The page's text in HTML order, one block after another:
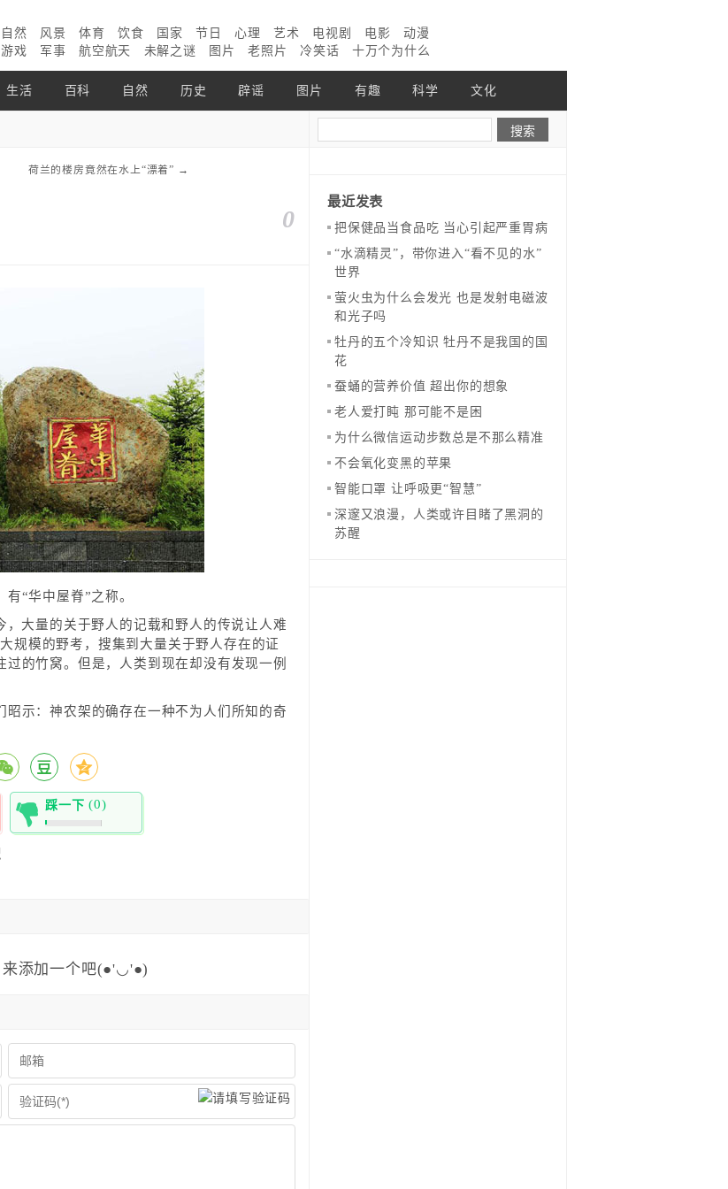
自然 风景 体育 饮食 国家 节日 心理 艺术 电视剧 电影
动漫
游戏
军事 航空航天 未解之谜 图片 老照片 冷笑话 十万个为什么
生活 百科 自然 历史 辟谣 图片 有趣 科学 文化
荷兰的楼房竟然在水上“漂着” →
0
“华中屋脊”之称。
大量的关于野人的记载和野人的传说让人难
规模的野考，搜集到大量关于野人存在的证
的竹窝。但是，人类到现在却没有发现一例
昭示：神农架的确存在一种不为人们所知的奇
踩一下 (0)
0%
来添加一个吧(●'◡'●)
最近发表
把保健品当食品吃 当心引起严重胃病
“水滴精灵”，带你进入“看不见的水”
世界
萤火虫为什么会发光 也是发射电磁波
和光子吗
牡丹的五个冷知识 牡丹不是我国的国
花
蚕蛹的营养价值 超出你的想象
老人爱打盹 那可能不是困
为什么微信运动步数总是不那么精准
不会氧化变黑的苹果
智能口罩 让呼吸更“智慧”
深邃又浪漫，人类或许目睹了黑洞的
苏醒